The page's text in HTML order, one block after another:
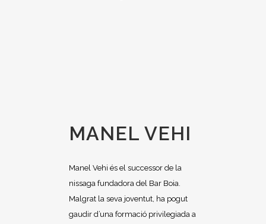
MANEL VEHI
Manel Vehi és el successor de la
nissaga fundadora del Bar Boia.
Malgrat la seva joventut, ha pogut
gaudir d’una formació privilegiada a